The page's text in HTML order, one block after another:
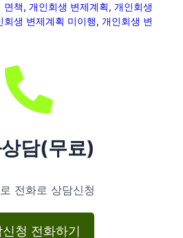
면책, 개인회생 변제계획, 개인회생
회생 변제계획 미이행, 개인회생 변
담(무료)
전화로 상담신청
청 전화하기